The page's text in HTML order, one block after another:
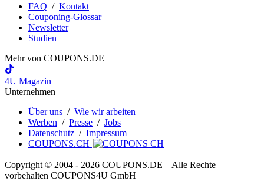
FAQ / Kontakt
Couponing-Glossar
Newsletter
Studien
Mehr von COUPONS.DE
4U Magazin
Unternehmen
Über uns / Wie wir arbeiten
Werben / Presse / Jobs
Datenschutz / Impressum
COUPONS.CH
Copyright © 2004 ‐ 2026 COUPONS.DE – Alle Rechte
vorbehalten COUPONS4U GmbH